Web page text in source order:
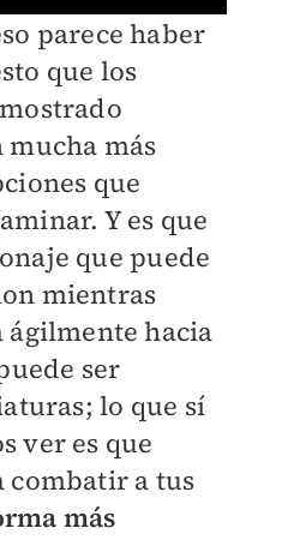
parece haber
que los
mucha más
que
Y es que
que puede
mientras
hacia
ser
lo que sí
ver es que
combatir a tus
más